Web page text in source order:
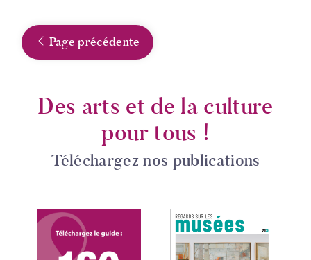
Page précédente
Des arts et de la culture
pour tous !
Téléchargez nos publications